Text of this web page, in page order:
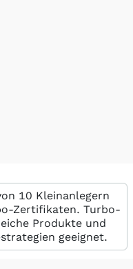
10 Kleinanlegern
Zertifikaten. Turbo-
Produkte und
geeignet.